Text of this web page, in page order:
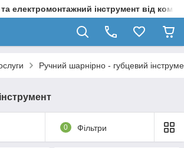
електромонтажний інструмент від
Ручний шарнірно - губцевий
0 Фільтри